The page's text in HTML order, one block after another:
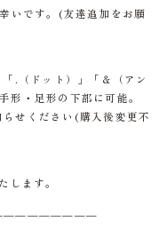
いです。 (友達追加をお願
.（ドット）」「＆（アン
形・足形の下部に可能。
せください(購入後変更不
します。